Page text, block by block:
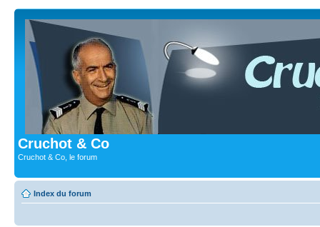
Cruchot & Co
Cruchot & Co, le forum
Index du forum